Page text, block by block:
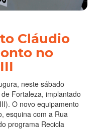
Cláudio
no
neste sábado
Fortaleza, implantado
O novo equipamento
esquina com a Rua
programa Recicla